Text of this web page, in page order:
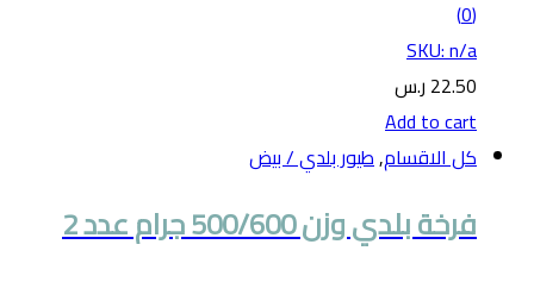
(0)
SKU: n/a
22.50 ر.س
Add to cart
كل الاقسام,طيور بلدي / بيض
فرخة بلدي وزن 500/600 جرام عدد 2